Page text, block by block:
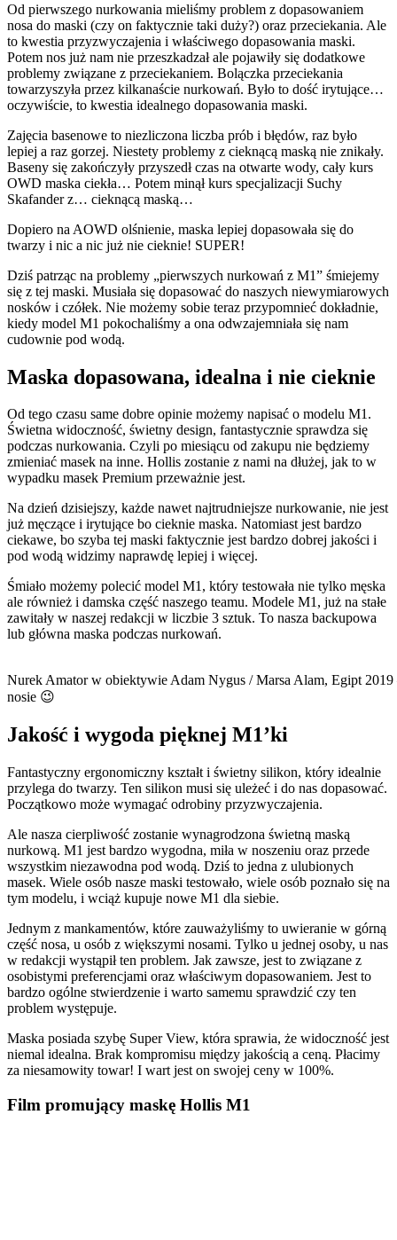
Od pierwszego nurkowania mieliśmy problem z dopasowaniem
nosa do maski (czy on faktycznie taki duży?) oraz przeciekania. Ale
to kwestia przyzwyczajenia i właściwego dopasowania maski.
Potem nos już nam nie przeszkadzał ale pojawiły się dodatkowe
problemy związane z przeciekaniem. Bolączka przeciekania
towarzyszyła przez kilkanaście nurkowań. Było to dość irytujące…
oczywiście, to kwestia idealnego dopasowania maski.
Zajęcia basenowe to niezliczona liczba prób i błędów, raz było
lepiej a raz gorzej. Niestety problemy z cieknącą maską nie znikały.
Baseny się zakończyły przyszedł czas na otwarte wody, cały kurs
OWD maska ciekła… Potem minął kurs specjalizacji Suchy
Skafander z… cieknącą maską…
Dopiero na AOWD olśnienie, maska lepiej dopasowała się do
twarzy i nic a nic już nie cieknie! SUPER!
Dziś patrząc na problemy „pierwszych nurkowań z M1” śmiejemy
się z tej maski. Musiała się dopasować do naszych niewymiarowych
nosków i czółek. Nie możemy sobie teraz przypomnieć dokładnie,
kiedy model M1 pokochaliśmy a ona odwzajemniała się nam
cudownie pod wodą.
Maska dopasowana, idealna i nie cieknie
Od tego czasu same dobre opinie możemy napisać o modelu M1.
Świetna widoczność, świetny design, fantastycznie sprawdza się
podczas nurkowania. Czyli po miesiącu od zakupu nie będziemy
zmieniać masek na inne. Hollis zostanie z nami na dłużej, jak to w
wypadku masek Premium przeważnie jest.
Na dzień dzisiejszy, każde nawet najtrudniejsze nurkowanie, nie jest
już męczące i irytujące bo cieknie maska. Natomiast jest bardzo
ciekawe, bo szyba tej maski faktycznie jest bardzo dobrej jakości i
pod wodą widzimy naprawdę lepiej i więcej.
Śmiało możemy polecić model M1, który testowała nie tylko męska
ale również i damska część naszego teamu. Modele M1, już na stałe
zawitały w naszej redakcji w liczbie 3 sztuk. To nasza backupowa
lub główna maska podczas nurkowań.
Nurek Amator w obiektywie Adam Nygus / Marsa Alam, Egipt
nosie 😉
Jakość i wygoda pięknej M1’ki
Fantastyczny ergonomiczny kształt i świetny silikon, który idealnie
przylega do twarzy. Ten silikon musi się uleżeć i do nas dopasować.
Początkowo może wymagać odrobiny przyzwyczajenia.
Ale nasza cierpliwość zostanie wynagrodzona świetną maską
nurkową. M1 jest bardzo wygodna, miła w noszeniu oraz przede
wszystkim niezawodna pod wodą. Dziś to jedna z ulubionych
masek. Wiele osób nasze maski testowało, wiele osób poznało się na
tym modelu, i wciąż kupuje nowe M1 dla siebie.
Jednym z mankamentów, które zauważyliśmy to uwieranie w górną
część nosa, u osób z większymi nosami. Tylko u jednej osoby, u nas
w redakcji wystąpił ten problem. Jak zawsze, jest to związane z
osobistymi preferencjami oraz właściwym dopasowaniem. Jest to
bardzo ogólne stwierdzenie i warto samemu sprawdzić czy ten
problem występuje.
Maska posiada szybę Super View, która sprawia, że widoczność jest
niemal idealna. Brak kompromisu między jakością a ceną. Płacimy
za niesamowity towar! I wart jest on swojej ceny w 100%.
Film promujący maskę Hollis M1